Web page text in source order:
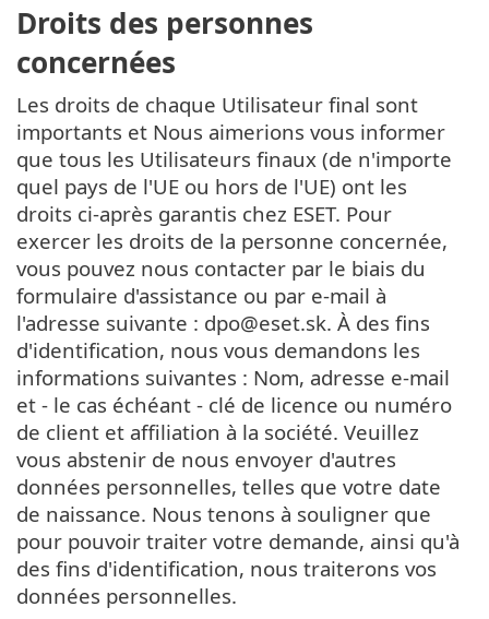
Droits des personnes
concernées
Les droits de chaque Utilisateur final sont
importants et Nous aimerions vous informer
que tous les Utilisateurs finaux (de n'importe
quel pays de l'UE ou hors de l'UE) ont les
droits ci-après garantis chez ESET. Pour
exercer les droits de la personne concernée,
vous pouvez nous contacter par le biais du
formulaire d'assistance ou par e-mail à
l'adresse suivante : dpo@eset.sk. À des fins
d'identification, nous vous demandons les
informations suivantes : Nom, adresse e-mail
et - le cas échéant - clé de licence ou numéro
de client et affiliation à la société. Veuillez
vous abstenir de nous envoyer d'autres
données personnelles, telles que votre date
de naissance. Nous tenons à souligner que
pour pouvoir traiter votre demande, ainsi qu'à
des fins d'identification, nous traiterons vos
données personnelles.